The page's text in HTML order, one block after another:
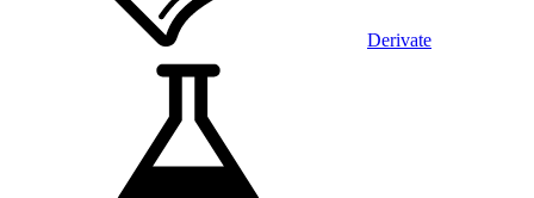
Derivate